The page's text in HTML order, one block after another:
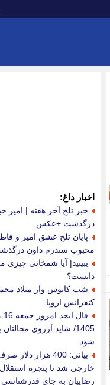
اخبار داغ:
خبر تلخ آخر هفته | امیر
درگذشت +عکس
پایان تلخ عشق امیر و
محبوب سندرم داون
ببینید| آیا شمخانی چیزی
دانست؟
شب کابوس وار میلاد
کنفرانس اروپا
1405/ شاید آرزوی
شود
بیانی: 400 هزار
خارجی شد تا پنجره
رضاییان به جای